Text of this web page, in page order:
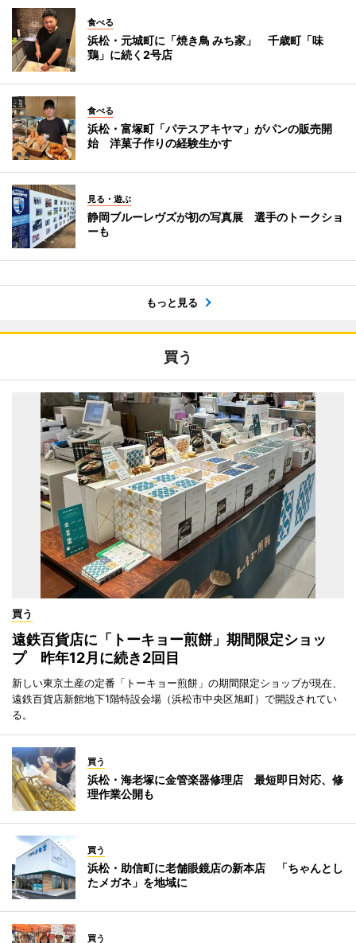
食べる
浜松・元城町に「焼き鳥 みち家」 千歳町「味
鶏」に続く2号店
食べる
浜松・富塚町「パテスアキヤマ」がパンの販売開
始 洋菓子作りの経験生かす
見る・遊ぶ
静岡ブルーレヴズが初の写真展 選手のトークショ
ーも
もっと見る
買う
買う
遠鉄百貨店に「トーキョー煎餅」期間限定ショッ
プ 昨年12月に続き2回目
新しい東京土産の定番「トーキョー煎餅」の期間限定ショップが現在、
遠鉄百貨店新館地下1階特設会場（浜松市中央区旭町）で開設されてい
る。
買う
浜松・海老塚に金管楽器修理店 最短即日対応、修
理作業公開も
買う
浜松・助信町に老舗眼鏡店の新本店 「ちゃんとし
たメガネ」を地域に
買う